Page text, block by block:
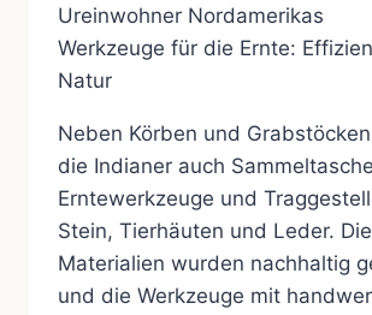
Ureinwohner Nordamerikas
Werkzeuge für die Ernte:
Natur
Neben Körben und
die Indianer auch
Erntewerkzeuge und
Stein, Tierhäuten und Leder. Die
Materialien wurden nachhaltig
und die Werkzeuge mit